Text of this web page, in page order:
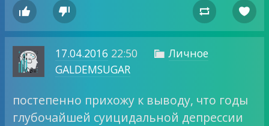
   
17.04.2016 22:50  Личное
GALDEMSUGAR
постепенно прихожу к выводу, что годы
глубочайшей суицидальной депрессии